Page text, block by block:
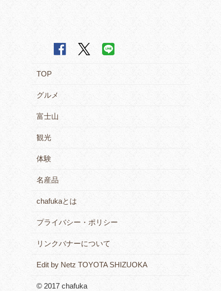
TOP
グルメ
富士山
観光
体験
名産品
chafukaとは
プライバシー・ポリシー
リンクバナーについて
Edit by Netz TOYOTA SHIZUOKA
© 2017 chafuka